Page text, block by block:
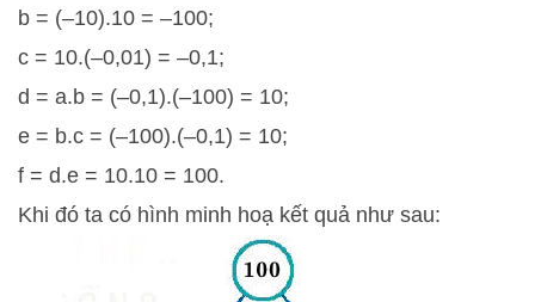
b = (–10).10 = –100;
c = 10.(–0,01) = –0,1;
d = a.b = (–0,1).(–100) = 10;
e = b.c = (–100).(–0,1) = 10;
f = d.e = 10.10 = 100.
Khi đó ta có hình minh hoạ kết quả như sau: